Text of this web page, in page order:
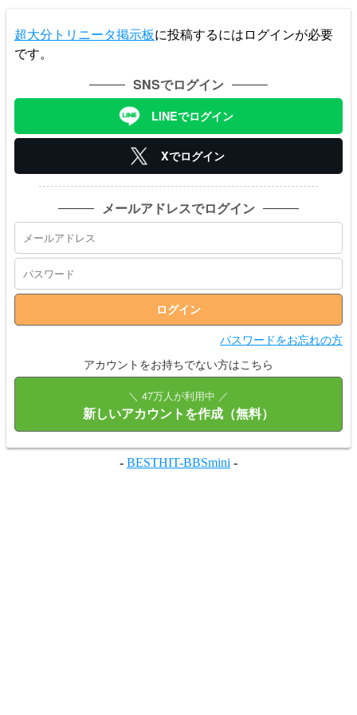
超大分トリニータ掲示板に投稿するにはログインが必要
です。
SNSでログイン
LINEでログイン
Xでログイン
メールアドレスでログイン
パスワードをお忘れの方
アカウントをお持ちでない方はこちら
＼ 47万人が利用中 ／
新しいアカウントを作成（無料）
- BESTHIT-BBSmini -